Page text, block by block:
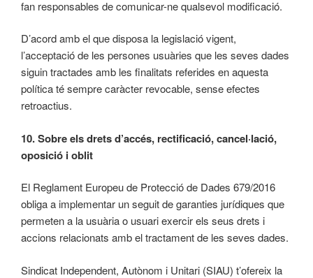
fan responsables de comunicar-ne qualsevol modificació.
D’acord amb el que disposa la legislació vigent,
l’acceptació de les persones usuàries que les seves dades
siguin tractades amb les finalitats referides en aquesta
política té sempre caràcter revocable, sense efectes
retroactius.
10. Sobre els drets d’accés, rectificació, cancel·lació,
oposició i oblit
El Reglament Europeu de Protecció de Dades 679/2016
obliga a implementar un seguit de garanties jurídiques que
permeten a la usuària o usuari exercir els seus drets i
accions relacionats amb el tractament de les seves dades.
Sindicat Independent, Autònom i Unitari (SIAU) t’ofereix la